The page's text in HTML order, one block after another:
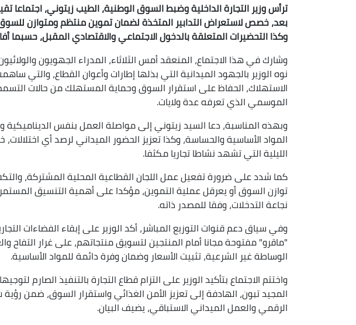
ترأس وزير التجارة الداخلية وضبط السوق الوطنية، الطيب زيتوني، اجتماعا
بعد، خصص لاستعراض التدابير المتخذة لضمان تموين منتظم ومتوازن
وكذا التحضيرات المتعلقة بالدخول الاجتماعي والاقتصادي المقبل، حسبما
وشارك في هذا الاجتماع، المنعقد أمس الثلاثاء، المدراء الجهويون
نوه الوزير بالجهود الميدانية التي بذلها إطارات وأعوان القطاع، والتي
الاستهلاك، الحفاظ على استقرار السوق وحماية المستهلك من حالات
الموسمي الذي تعرفه عدة ولايات.
وبهذه المناسبة، دعا السيد زيتوني إلى مواصلة العمل بنفس الديناميكية
المواد الأساسية والحساسة، وكذا تعزيز الحضور الميداني لرصد أي اختلالات،
الليلية التي تشهد نشاطا تجاريا مكثفا.
كما شدد على ضرورة تفعيل عمل اللجان القطاعية المحلية المشتركة،
توازن السوق أو يعرقل عملية التموين، مؤكدا على أهمية التنسيق
نجاعة التدخلات، وفقا للمصدر ذاته.
وفي سياق دعم قنوات التوزيع المباشر، أكد الوزير على إبقاء الفضاءات
"ماقرو" مفتوحة مجانا أمام المنتجين لتسويق منتجاتهم، على غرار
الوساطة غير الشرعية، تثبيت الأسعار وضمان وفرة دائمة للمواد الأساسية.
واختتم الاجتماع بتأكيد الوزير على التزام قطاع التجارة بالتنفيذ الصارم
المجيد تبون، الهادفة إلى تعزيز الأمن الغذائي واستقرار السوق، ضمن
الرقمي والعمل الميداني الاستباقي، يضيف البيان.